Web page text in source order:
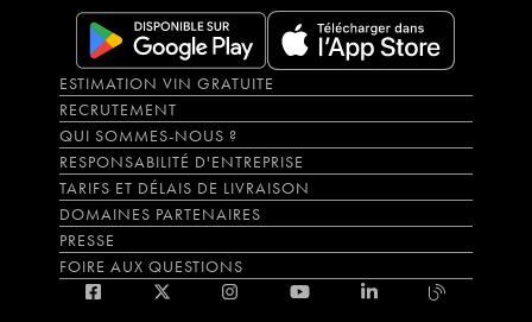
ESTIMATION VIN GRATUITE
RECRUTEMENT
QUI SOMMES-NOUS ?
RESPONSABILITÉ D'ENTREPRISE
TARIFS ET DÉLAIS DE LIVRAISON
DOMAINES PARTENAIRES
PRESSE
FOIRE AUX QUESTIONS